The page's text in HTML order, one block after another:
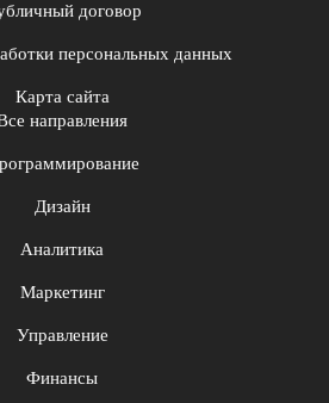
договор
персональных данных
Карта сайта
направления
Дизайн
Аналитика
Маркетинг
Управление
Финансы